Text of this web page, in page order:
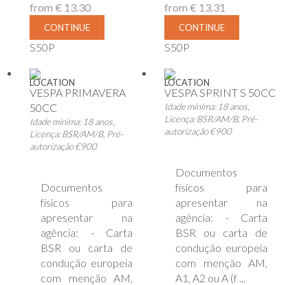
from € 13.30
CONTINUE
S50P
from € 13.31
CONTINUE
S50P
LOCATION
VESPA PRIMAVERA
50CC
Idade mínima: 18 anos,
Licença: BSR/AM/B, Pré-
autorização €900
Documentos
físicos para
apresentar na
agência: - Carta
BSR ou carta de
condução europeia
com menção AM,
LOCATION
VESPA SPRINT S 50CC
Idade mínima: 18 anos,
Licença: BSR/AM/B, Pré-
autorização €900
Documentos
físicos para
apresentar na
agência: - Carta
BSR ou carta de
condução europeia
com menção AM,
A1, A2 ou A (f ...